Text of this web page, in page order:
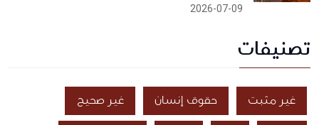
2026-07-09
تصنيفات
غير مثبت حقوق إنسان غير صحيح